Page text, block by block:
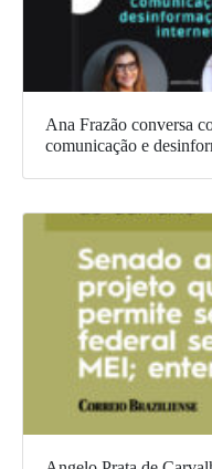
Ana Frazão conversa
comunicação e